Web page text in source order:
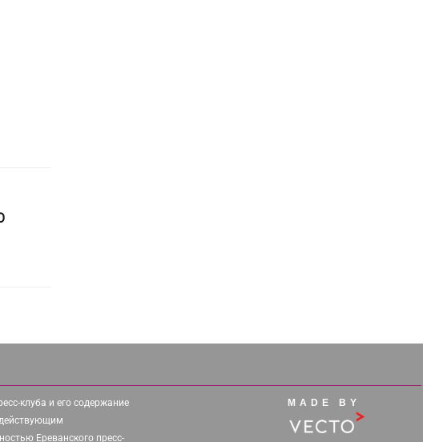
клуба и его содержание
Ереванского пресс-
MADE BY